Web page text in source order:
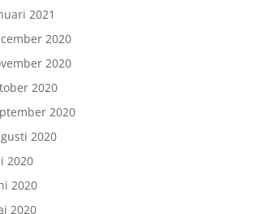
2021
2020
2020
2020
2020
2020
2020
2020
2020